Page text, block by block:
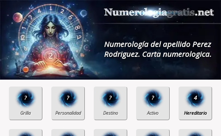
Numerología del apellido Perez
Rodriguez. Carta numerologica.
? ? ? ? 4